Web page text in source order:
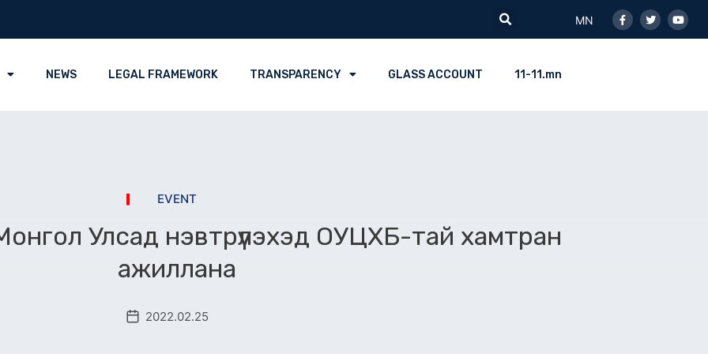
Search
MN
f
NEWS LEGAL FRAMEWORK TRANSPARENCY GLASS ACCOUNT 11-11.mn
EVENT
Улсад нэвтрүүлэхэд ОУЦХБ-тай хамтран
ажиллана
2022.02.25